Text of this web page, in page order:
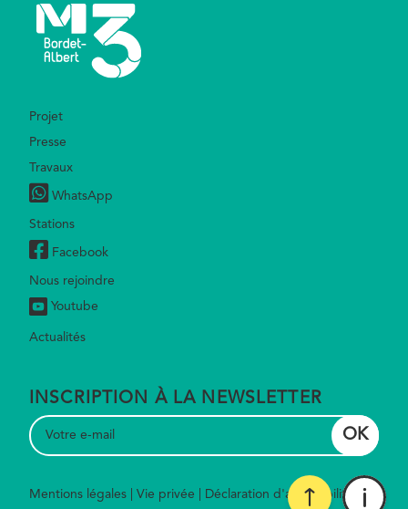
Footer
Projet
Presse
Travaux
WhatsApp
Stations
Facebook
Nous rejoindre
Youtube
Actualités
INSCRIPTION À LA NEWSLETTER
Mentions légales Vie privée Déclaration d'accessibilité